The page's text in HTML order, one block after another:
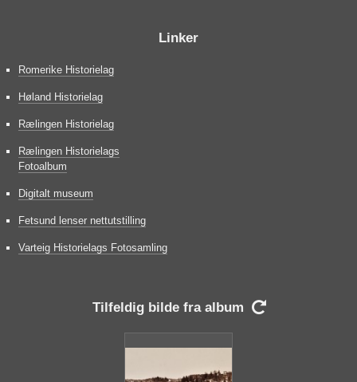
Linker
Romerike Historielag
Høland Historielag
Rælingen Historielag
Rælingen Historielags
Fotoalbum
Digitalt museum
Fetsund lenser nettutstilling
Varteig Historielags Fotosamling
Tilfeldig bilde fra album 